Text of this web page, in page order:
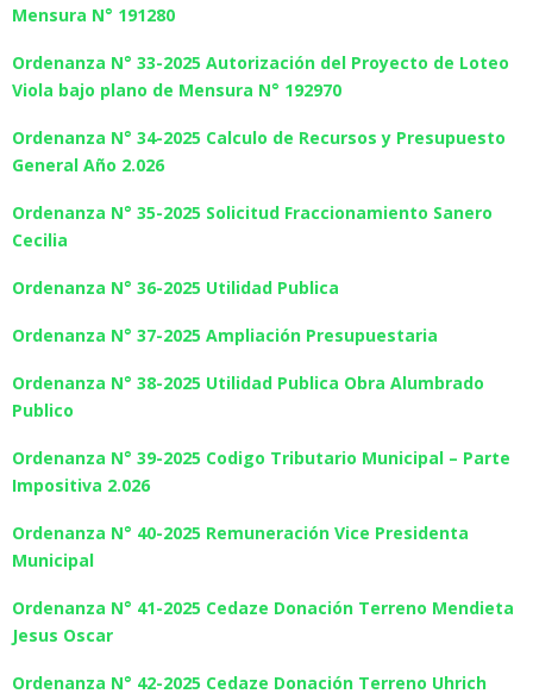
Mensura N° 191280
Ordenanza N° 33-2025 Autorización del Proyecto de Loteo
Viola bajo plano de Mensura N° 192970
Ordenanza N° 34-2025 Calculo de Recursos y Presupuesto
General Año 2.026
Ordenanza N° 35-2025 Solicitud Fraccionamiento Sanero
Cecilia
Ordenanza N° 36-2025 Utilidad Publica
Ordenanza N° 37-2025 Ampliación Presupuestaria
Ordenanza N° 38-2025 Utilidad Publica Obra Alumbrado
Publico
Ordenanza N° 39-2025 Codigo Tributario Municipal – Parte
Impositiva 2.026
Ordenanza N° 40-2025 Remuneración Vice Presidenta
Municipal
Ordenanza N° 41-2025 Cedaze Donación Terreno Mendieta
Jesus Oscar
Ordenanza N° 42-2025 Cedaze Donación Terreno Uhrich